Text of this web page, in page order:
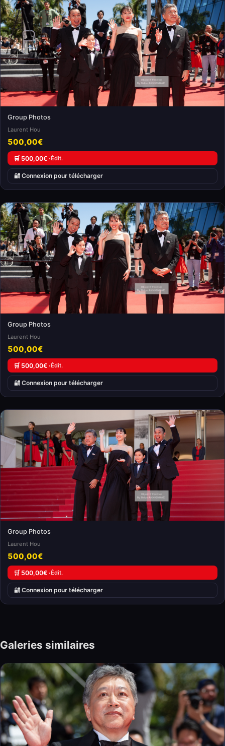
Group Photos
Laurent Hou
500,00€
🛒 500,00€ ·Édit.
🔐 Connexion pour télécharger
Group Photos
Laurent Hou
500,00€
🛒 500,00€ ·Édit.
🔐 Connexion pour télécharger
Group Photos
Laurent Hou
500,00€
🛒 500,00€ ·Édit.
🔐 Connexion pour télécharger
Galeries similaires